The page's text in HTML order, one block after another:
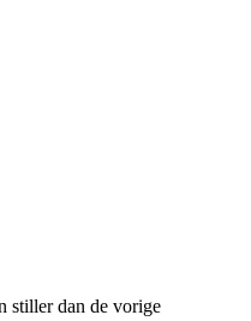
stiller dan de vorige